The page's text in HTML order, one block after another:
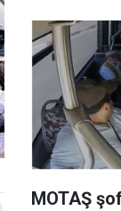
MOTAŞ